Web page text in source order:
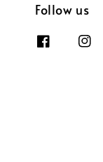
Follow us